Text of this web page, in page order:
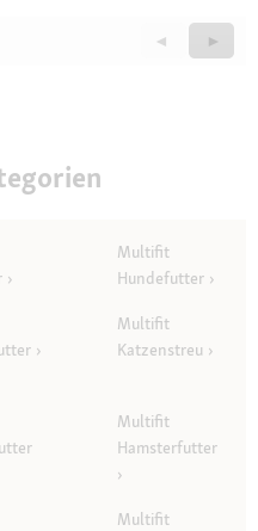
Zurück
Questions
◄
Weiter
►
Multifit
Hundefutter
Multifit
Katzenstreu
Multifit
Hamsterfutter
Multifit